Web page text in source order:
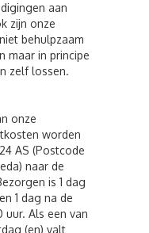
aan
zijn onze
behulpzaam
maar in principe
zelf lossen.
onze
worden
AS (Postcode
naar de
is 1 dag
1 dag na de
uur. Als een van
(en) valt